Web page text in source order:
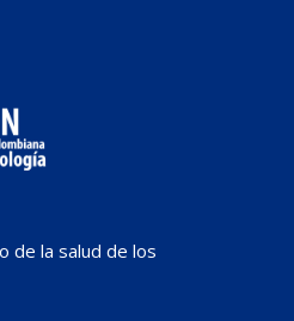
de la salud de los